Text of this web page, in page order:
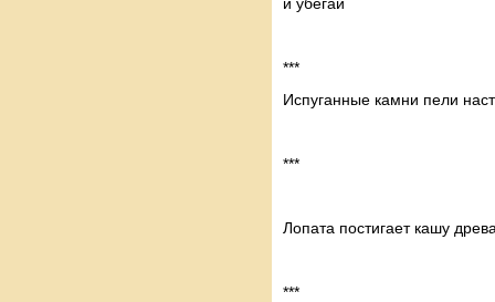
***
Испуганные камни пели
***
Лопата постигает кашу
***